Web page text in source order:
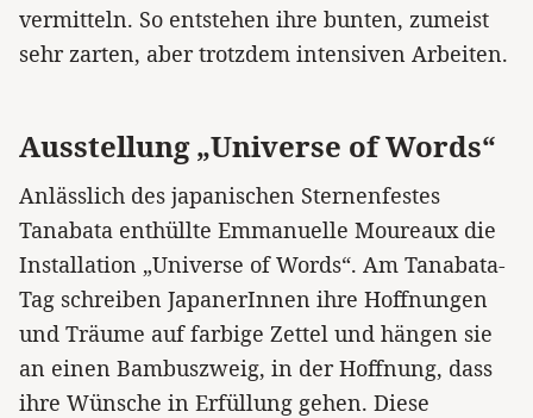
vermitteln. So entstehen ihre bunten, zumeist
sehr zarten, aber trotzdem intensiven Arbeiten.
Ausstellung „Universe of Words“
Anlässlich des japanischen Sternenfestes
Tanabata enthüllte Emmanuelle Moureaux die
Installation „Universe of Words“. Am Tanabata-
Tag schreiben JapanerInnen ihre Hoffnungen
und Träume auf farbige Zettel und hängen sie
an einen Bambuszweig, in der Hoffnung, dass
ihre Wünsche in Erfüllung gehen. Diese